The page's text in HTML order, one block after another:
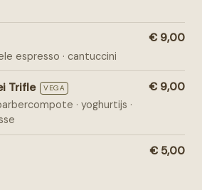
espresso · cantuccini
€ 9,00
Trifle VEGA
· yoghurtijs ·
€ 9,00
€ 5,00